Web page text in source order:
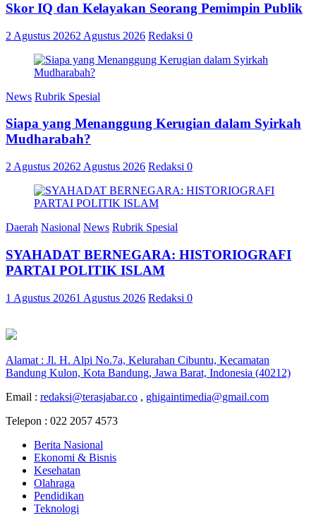
Skor IQ dan Kelayakan Seorang Pemimpin Publik
2 Agustus 20262 Agustus 2026 Redaksi 0
News Rubrik Spesial
Siapa yang Menanggung Kerugian dalam Syirkah
Mudharabah?
2 Agustus 20262 Agustus 2026 Redaksi 0
Daerah Nasional News Rubrik Spesial
SYAHADAT BERNEGARA: HISTORIOGRAFI
PARTAI POLITIK ISLAM
1 Agustus 20261 Agustus 2026 Redaksi 0
Alamat : Jl. H. Alpi No.7a, Kelurahan Cibuntu, Kecamatan
Bandung Kulon, Kota Bandung, Jawa Barat, Indonesia (40212)
Email : redaksi@terasjabar.co , ghigaintimedia@gmail.com
Telepon : 022 2057 4573
Berita Nasional
Ekonomi & Bisnis
Kesehatan
Olahraga
Pendidikan
Teknologi